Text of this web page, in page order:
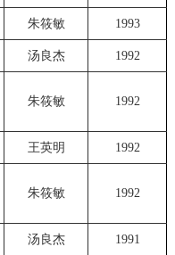
朱筱敏 1993
汤良杰 1992
朱筱敏 1992
王英明 1992
朱筱敏 1992
汤良杰 1991